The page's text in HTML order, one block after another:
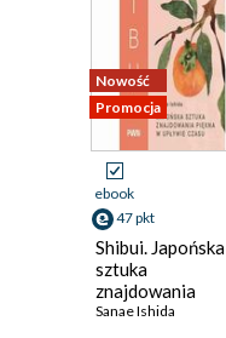
Nowość
Promocja
ebook
47 pkt
Shibui. Japońska
sztuka
znajdowania
piękna w upływie
Sanae Ishida